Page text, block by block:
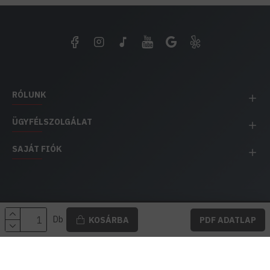
Db KOSÁRBA PDF ADATLAP
RÓLUNK
ÜGYFÉLSZOLGÁLAT
SAJÁT FIÓK
EH IMPEX / Copyright © 1991-2025 Energia Háza